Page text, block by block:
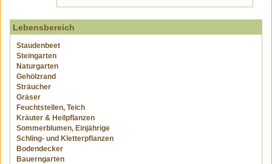
Lebensbereich
Staudenbeet
Steingarten
Naturgarten
Gehölzrand
Sträucher
Gräser
Feuchtstellen, Teich
Kräuter & Heilpflanzen
Sommerblumen, Einjährige
Schling- und Kletterpflanzen
Bodendecker
Bauerngarten